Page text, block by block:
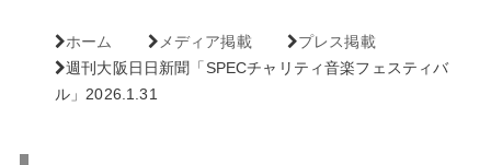
ホーム メディア掲載
プレス掲載
週刊大阪日日新聞「SPECチャリティ音楽フェスティバ
ル」2026.1.31